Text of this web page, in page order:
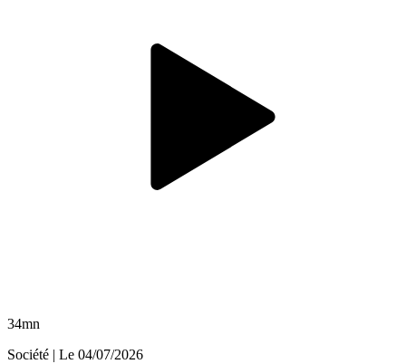
34mn
Société | Le 04/07/2026